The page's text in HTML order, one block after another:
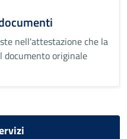
nell'attestazione che la
documento originale